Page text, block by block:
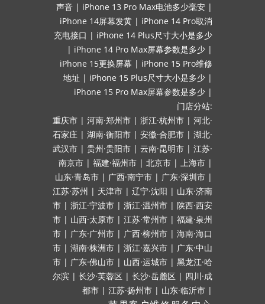
声音 | iPhone 13 Pro Max电池多少毫安 |
iPhone 14屏幕发黄 | iPhone 14 Pro取消
充电接口 | iPhone 14 Plus尺寸大小是多少
| iPhone 14 Pro Max屏幕参数是多少 |
iPhone 15更换屏幕 | iPhone 15 Pro维修
地址 | iPhone 15 Plus尺寸大小是多少 |
iPhone 15 Pro Max屏幕参数是多少 |
门店分站:
重庆市 | 河南·郑州市 | 浙江·杭州市 | 河北·
石家庄 | 湖南·衡阳市 | 安徽·合肥市 | 湖北·
武汉市 | 贵州·贵阳市 | 云南·昆明市 | 江苏·
南京市 | 福建·福州市 | 北京市 | 上海市 |
山东·青岛市 | 广西·南宁市 | 广东·深圳市 |
江苏·苏州 | 天津市 | 辽宁·沈阳 | 山东·济南
市 | 浙江·宁波市 | 浙江·温州市 | 陕西·西安
市 | 山西·太原市 | 江苏·常州市 | 福建·泉州
市 | 广东·广州市 | 广西·柳州市 | 海南·海口
市 | 湖南·株洲市 | 浙江·嘉兴市 | 广东·中山
市 | 广东·佛山市 | 山西·运城市 | 黑龙江·哈
尔滨 | 长沙·芙蓉区 | 长沙·岳麓区 | 四川·成
都市 | 江苏·扬州市 | 山东·临沂市 |